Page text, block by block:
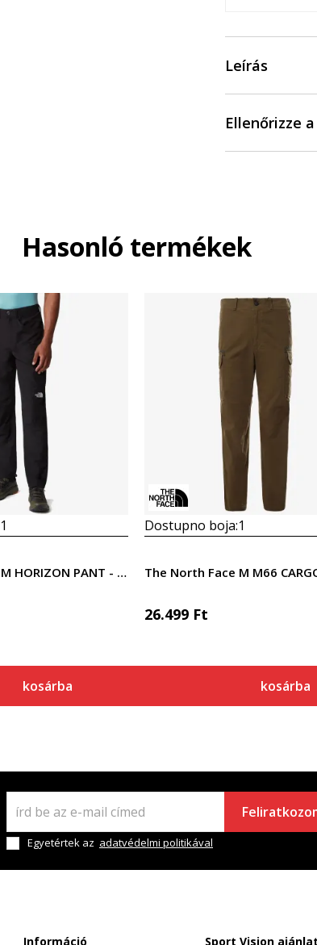
Leírás
Ellenőrizze
Hasonló termékek
1
The North Face M HORIZON PANT - EU TNF BLACK
kosárba
Dostupno boja:1
26.499 Ft
kosárba
Egyetértek az adatvédelmi politikával
Információ Sport Vision